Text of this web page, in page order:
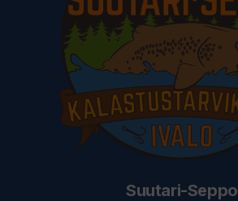
Suutari-Seppo